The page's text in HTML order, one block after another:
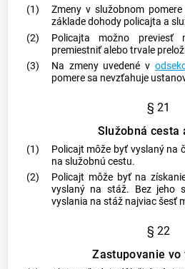
(1)
Zmeny v služobnom
základe dohody policajta a
(2)
Policajta možno
premiestniť alebo trvale
(3)
Na zmeny uvedené v
pomere sa nevzťahuje
§ 21
Služobná cesta
(1)
Policajt môže byť vyslaný na
na služobnú cestu.
(2)
Policajt môže byť na
vyslaný na stáž. Bez jeho
vyslania na stáž najviac šesť
§ 22
Zastupovanie vo